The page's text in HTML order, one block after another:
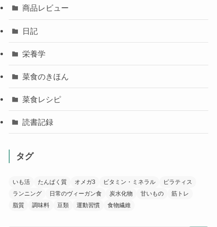
商品レビュー
日記
栄養学
菜食のきほん
菜食レシピ
読書記録
タグ
いも活 たんぱく質 オメガ3 ビタミン・ミネラル
ピラティス
ランニング
日常のヴィーガン食 炭水化物 甘いもの
筋トレ
脂質
調味料 豆類 運動習慣 食物繊維